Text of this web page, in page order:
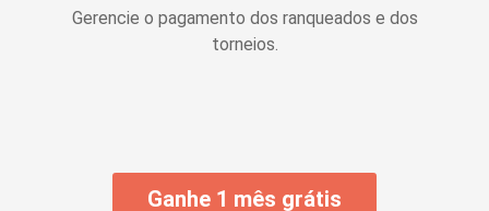
Gerencie o pagamento dos ranqueados e dos
torneios.
Ganhe 1 mês grátis